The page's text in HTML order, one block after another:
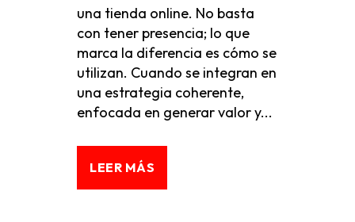
una tienda online. No basta
con tener presencia; lo que
marca la diferencia es cómo se
utilizan. Cuando se integran en
una estrategia coherente,
enfocada en generar valor y...
LEER MÁS